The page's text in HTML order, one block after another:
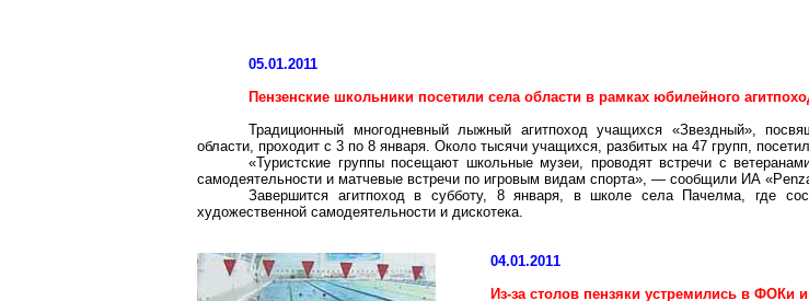
05.01.2011
Пензенские школьники посетили села области в рамках юбилейного
Традиционный многодневный лыжный агитпоход учащихся «Звездный»,
области, проходит с 3 по 8 января. Около тысячи учащихся, разбитых на 47 групп,
«Туристские группы посещают школьные музеи, проводят встречи с
самодеятельности и матчевые встречи по игровым видам спорта», — сообщили ИА
Завершится агитпоход в субботу, 8 января, в школе села Пачелма, где
художественной самодеятельности и дискотека.
04.01.2011
Из-за столов пензяки устремились в ФОКи